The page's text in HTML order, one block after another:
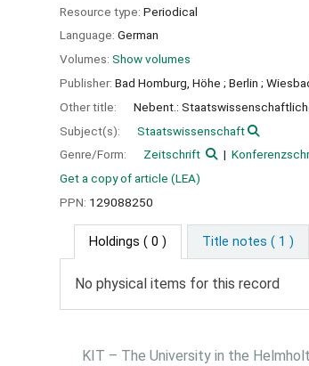
Resource type: Periodical
Language: German
Volumes: Show volumes
Publisher: Bad Homburg, Höhe ; Berlin ;
Other title:
Nebent.:
Subject(s):
Staatswissenschaft
Genre/Form:
Zeitschrift
Get a copy of article (LEA)
PPN: 129088250
Holdings ( 0 ) Title notes ( 1 )
No physical items for this record
KIT – The University in the